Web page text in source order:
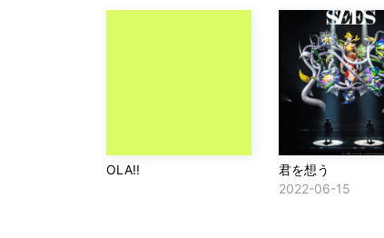
OLA!!
君を想う
2022-06-15